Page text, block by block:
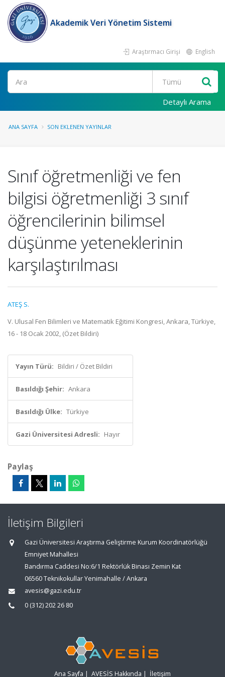
Akademik Veri Yönetim Sistemi
Araştırmacı Girişi English
Ara
Detaylı Arama
ANA SAYFA SON EKLENEN YAYINLAR
Sınıf öğretmenliği ve fen
bilgisi öğretmenliği 3 sınıf
öğrencilerinin bilimsel
düşünme yeteneklerinin
karşılaştırılması
ATEŞ S.
V. Ulusal Fen Bilimleri ve Matematik Eğitimi Kongresi, Ankara, Türkiye,
16 - 18 Ocak 2002, (Özet Bildiri)
Yayın Türü: Bildiri / Özet Bildiri
Basıldığı Şehir: Ankara
Basıldığı Ülke: Türkiye
Gazi Üniversitesi Adresli: Hayır
Paylaş
İletişim Bilgileri
Gazi Üniversitesi Araştırma Geliştirme Kurum Koordinatörlüğü
Emniyet Mahallesi
Bandırma Caddesi No:6/1 Rektörlük Binası Zemin Kat
06560 Teknikokullar Yenimahalle / Ankara
avesis@gazi.edu.tr
0 (312) 202 26 80
Ana Sayfa | AVESİS Hakkında | İletişim